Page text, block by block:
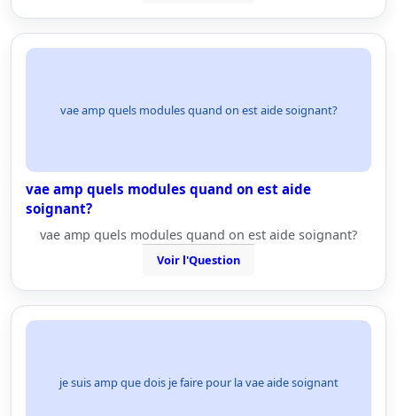
vae amp quels modules quand on est aide soignant?
vae amp quels modules quand on est aide
soignant?
vae amp quels modules quand on est aide soignant?
Voir l'Question
je suis amp que dois je faire pour la vae aide soignant